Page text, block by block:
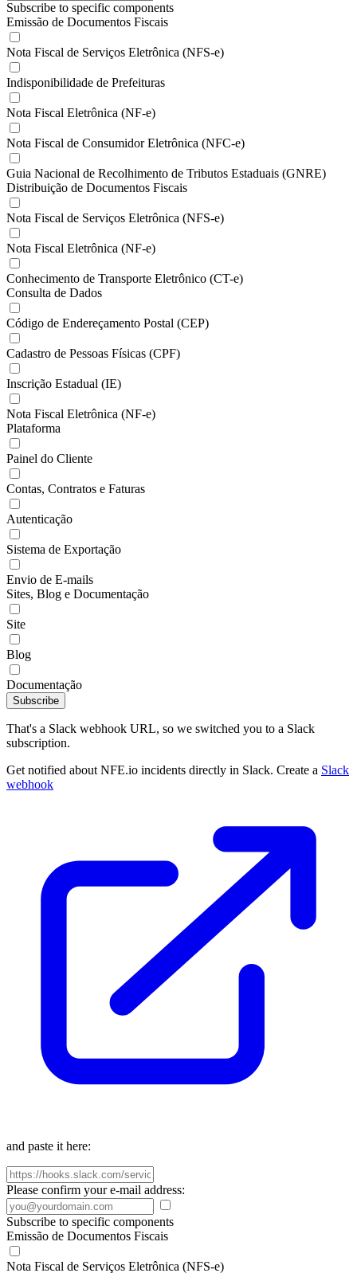
Subscribe to specific components
Emissão de Documentos Fiscais
Nota Fiscal de Serviços Eletrônica (NFS-e)
Indisponibilidade de Prefeituras
Nota Fiscal Eletrônica (NF-e)
Nota Fiscal de Consumidor Eletrônica (NFC-e)
Guia Nacional de Recolhimento de Tributos Estaduais (GNRE)
Distribuição de Documentos Fiscais
Nota Fiscal de Serviços Eletrônica (NFS-e)
Nota Fiscal Eletrônica (NF-e)
Conhecimento de Transporte Eletrônico (CT-e)
Consulta de Dados
Código de Endereçamento Postal (CEP)
Cadastro de Pessoas Físicas (CPF)
Inscrição Estadual (IE)
Nota Fiscal Eletrônica (NF-e)
Plataforma
Painel do Cliente
Contas, Contratos e Faturas
Autenticação
Sistema de Exportação
Envio de E-mails
Sites, Blog e Documentação
Site
Blog
Documentação
Subscribe
That's a Slack webhook URL, so we switched you to a Slack
subscription.
Get notified about NFE.io incidents directly in Slack. Create a Slack
webhook
and paste it here:
Please confirm your e-mail address:
Subscribe to specific components
Emissão de Documentos Fiscais
Nota Fiscal de Serviços Eletrônica (NFS-e)